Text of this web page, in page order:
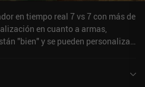
en tiempo real 7 vs 7 con más de
en cuanto a armas,
"bien" y se pueden personalizar.
comprar la membresía premium